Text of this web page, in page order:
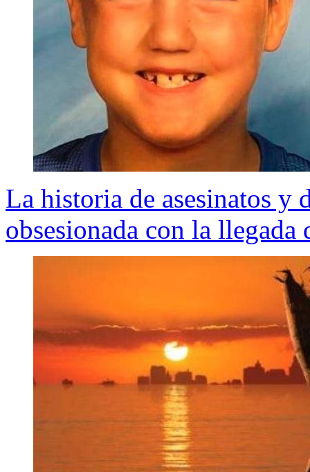
La historia de asesinatos y
obsesionada con la llegada